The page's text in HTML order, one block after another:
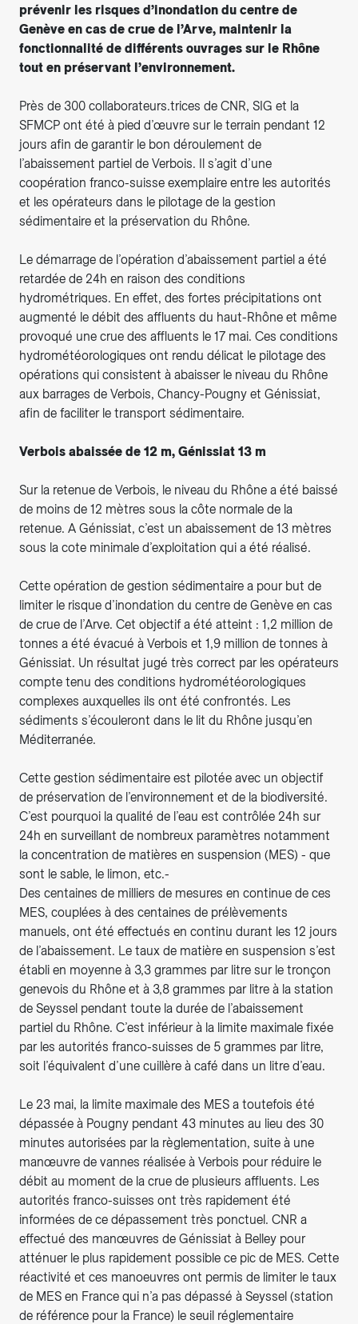
prévenir les risques d’inondation du centre de
Genève en cas de crue de l’Arve, maintenir la
fonctionnalité de différents ouvrages sur le Rhône
tout en préservant l’environnement.
Près de 300 collaborateurs.trices de CNR, SIG et la
SFMCP ont été à pied d’œuvre sur le terrain pendant 12
jours afin de garantir le bon déroulement de
l’abaissement partiel de Verbois. Il s’agit d’une
coopération franco-suisse exemplaire entre les autorités
et les opérateurs dans le pilotage de la gestion
sédimentaire et la préservation du Rhône.
Le démarrage de l’opération d’abaissement partiel a été
retardée de 24h en raison des conditions
hydrométriques. En effet, des fortes précipitations ont
augmenté le débit des affluents du haut-Rhône et même
provoqué une crue des affluents le 17 mai. Ces conditions
hydrométéorologiques ont rendu délicat le pilotage des
opérations qui consistent à abaisser le niveau du Rhône
aux barrages de Verbois, Chancy-Pougny et Génissiat,
afin de faciliter le transport sédimentaire.
Verbois abaissée de 12 m, Génissiat 13 m
Sur la retenue de Verbois, le niveau du Rhône a été baissé
de moins de 12 mètres sous la côte normale de la
retenue. A Génissiat, c’est un abaissement de 13 mètres
sous la cote minimale d’exploitation qui a été réalisé.
Cette opération de gestion sédimentaire a pour but de
limiter le risque d’inondation du centre de Genève en cas
de crue de l’Arve. Cet objectif a été atteint : 1,2 million de
tonnes a été évacué à Verbois et 1,9 million de tonnes à
Génissiat. Un résultat jugé très correct par les opérateurs
compte tenu des conditions hydrométéorologiques
complexes auxquelles ils ont été confrontés. Les
sédiments s’écouleront dans le lit du Rhône jusqu’en
Méditerranée.
Cette gestion sédimentaire est pilotée avec un objectif
de préservation de l’environnement et de la biodiversité.
C’est pourquoi la qualité de l’eau est contrôlée 24h sur
24h en surveillant de nombreux paramètres notamment
la concentration de matières en suspension (MES) - que
sont le sable, le limon, etc.-
Des centaines de milliers de mesures en continue de ces
MES, couplées à des centaines de prélèvements
manuels, ont été effectués en continu durant les 12 jours
de l’abaissement. Le taux de matière en suspension s’est
établi en moyenne à 3,3 grammes par litre sur le tronçon
genevois du Rhône et à 3,8 grammes par litre à la station
de Seyssel pendant toute la durée de l’abaissement
partiel du Rhône. C’est inférieur à la limite maximale fixée
par les autorités franco-suisses de 5 grammes par litre,
soit l’équivalent d’une cuillère à café dans un litre d’eau.
Le 23 mai, la limite maximale des MES a toutefois été
dépassée à Pougny pendant 43 minutes au lieu des 30
minutes autorisées par la règlementation, suite à une
manœuvre de vannes réalisée à Verbois pour réduire le
débit au moment de la crue de plusieurs affluents. Les
autorités franco-suisses ont très rapidement été
informées de ce dépassement très ponctuel. CNR a
effectué des manœuvres de Génissiat à Belley pour
atténuer le plus rapidement possible ce pic de MES. Cette
réactivité et ces manoeuvres ont permis de limiter le taux
de MES en France qui n’a pas dépassé à Seyssel (station
de référence pour la France) le seuil réglementaire